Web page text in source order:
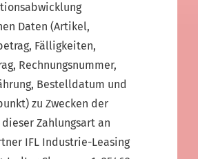
Daten (Artikel,
Fälligkeiten,
Rechnungsnummer,
Bestelldatum und
zu Zwecken der
Zahlungsart an
IFL Industrie-Leasing